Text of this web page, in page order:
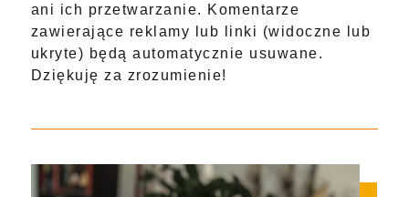
ani ich przetwarzanie. Komentarze
zawierające reklamy lub linki (widoczne lub
ukryte) będą automatycznie usuwane.
Dziękuję za zrozumienie!